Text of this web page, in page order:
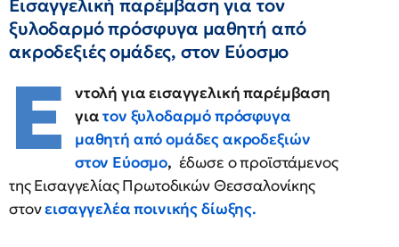
Εισαγγελική παρέμβαση για τον
ξυλοδαρμό πρόσφυγα μαθητή από
ακροδεξιές ομάδες, στον Εύοσμο
Ε
ντολή για εισαγγελική παρέμβαση
γιατον ξυλοδαρμό πρόσφυγα
μαθητή από ομάδες ακροδεξιών
στον Εύοσμο, έδωσε ο προϊστάμενος
της Εισαγγελίας Πρωτοδικών Θεσσαλονίκης
στονεισαγγελέα ποινικής δίωξης.